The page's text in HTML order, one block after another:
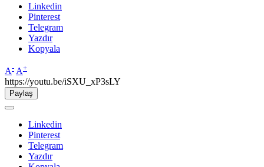
Linkedin
Pinterest
Telegram
Yazdır
Kopyala
A- A+
https://youtu.be/iSXU_xP3sLY
Paylaş
Linkedin
Pinterest
Telegram
Yazdır